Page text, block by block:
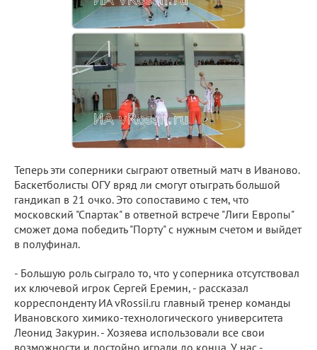
Теперь эти соперники сыграют ответный матч в Иваново.
Баскетболисты ОГУ вряд ли смогут отыграть большой
гандикап в 21 очко. Это сопоставимо с тем, что
московский "Спартак" в ответной встрече "Лиги Европы"
сможет дома победить "Порту" с нужным счетом и выйдет
в полуфинал.
- Большую роль сыграло то, что у соперника отсутствовал
их ключевой игрок Сергей Еремин, - рассказал
корреспонденту ИА vRossii.ru главный тренер команды
Ивановского химико-технологического университета
Леонид Закурин. - Хозяева использовали все свои
возможности и достойно играли до конца. У нас -